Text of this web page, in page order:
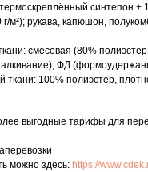
синтепон +
г/м²); рукава, капюшон,
смесовая (80%
ФД
ткани: 100% полиэстер,
выгодные тарифы для
можно здесь: https://